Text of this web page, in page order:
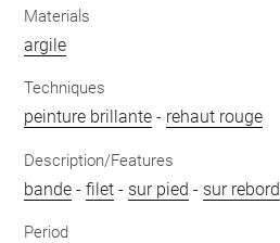
Materials
argile
Techniques
peinture brillante - rehaut rouge
Description/Features
bande -filet - sur pied - sur rebord
Period